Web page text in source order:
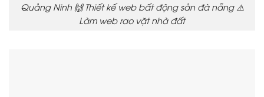
Quảng Ninh 🙌 Thiết kế web bất động sản đà nẵng ⚠️
Làm web rao vặt nhà đất